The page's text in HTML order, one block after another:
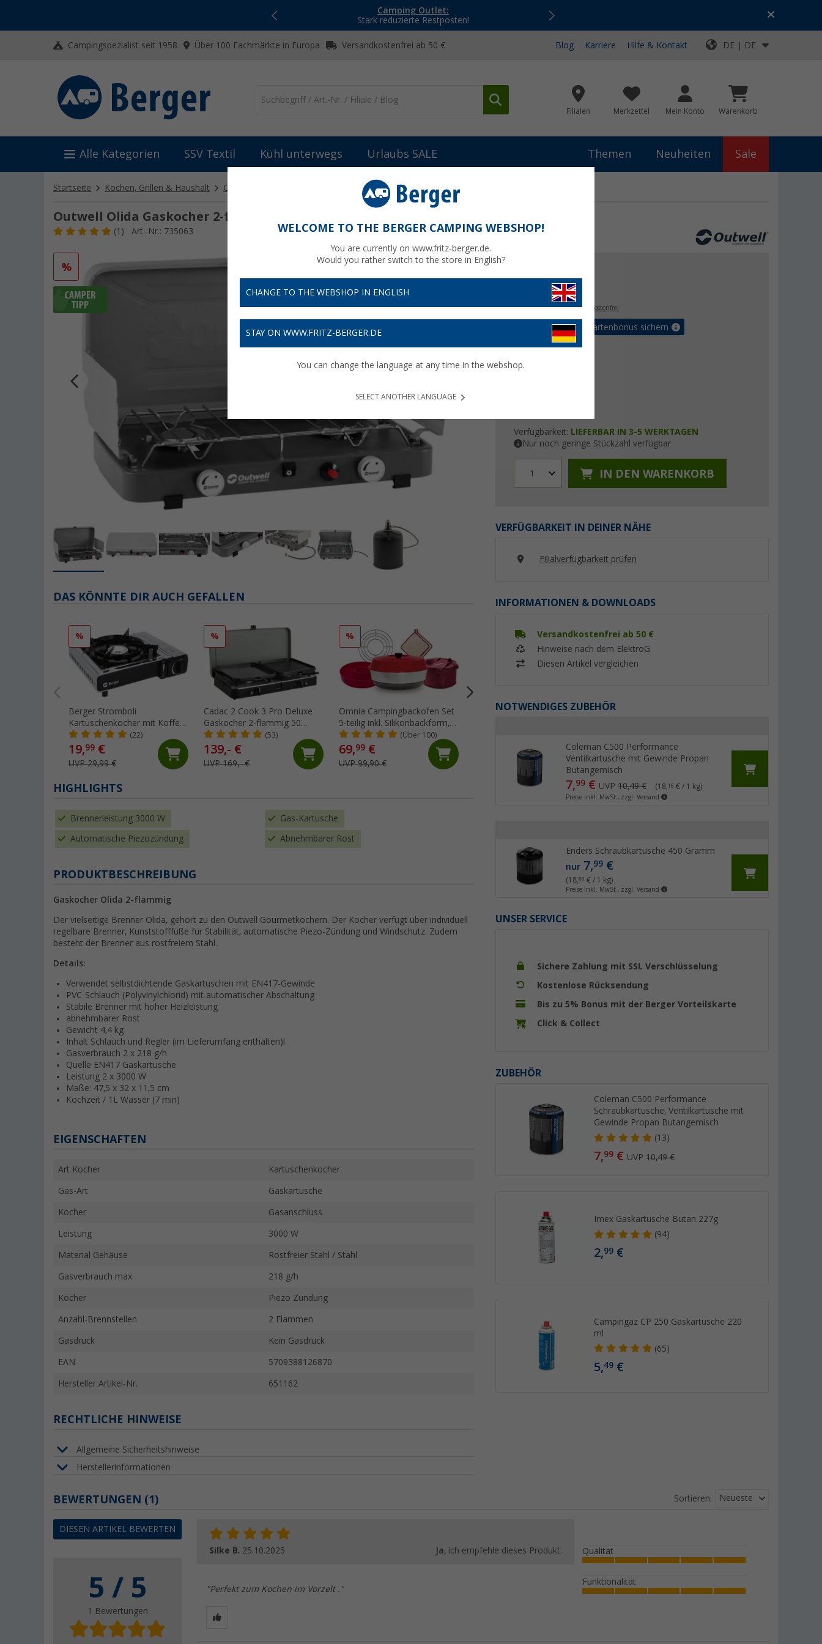
Camping Outlet:
Stark reduzierte Restposten!
Top-Deals für dein Abenteuer!
Campingspezialist seit 1958 Über 100 Fachmärkte in Europa Versandkostenfrei ab 50 € Blog Karriere Hilfe & Kontakt DE | DE
Filialen Merkzettel Mein Konto Warenkorb
Alle Kategorien SSV Textil Kühl unterwegs Urlaubs SALE Themen Neuheiten Sale
Startseite Kochen, Grillen & Haushalt Campingkocher Kartuschenkocher Outwell Olida Gaskocher 2-flammig
Outwell Olida Gaskocher 2-flammig
(1) Art.-Nr.: 735063
%
69,99€
Preise inkl. MwSt.,versandkostenfrei
Bis zu 5% Vorteilskartenbonus sichern
Verfügbarkeit: LIEFERBAR IN 3-5 WERKTAGEN
Nur noch geringe Stückzahl verfügbar
1 IN DEN WARENKORB
VERFÜGBARKEIT IN DEINER NÄHE
Filialverfügbarkeit prüfen
INFORMATIONEN & DOWNLOADS
Versandkostenfrei ab 50 €
Hinweise nach dem ElektroG
Diesen Artikel vergleichen
NOTWENDIGES ZUBEHÖR
Coleman C500 Performance
Ventilkartusche mit Gewinde Propan
Butangemisch
7,99€ UVP 10,49 € (18, 16 € / 1 kg)
Preise inkl. MwSt., zzgl. Versand
Enders Schraubkartusche 450 Gramm
nur7,99€
(18, 80 € / 1 kg)
Preise inkl. MwSt., zzgl. Versand
UNSER SERVICE
Sichere Zahlung mit SSL Verschlüsselung
Kostenlose Rücksendung
Bis zu 5% Bonus mit der Berger Vorteilskarte
Click & Collect
ZUBEHÖR
Coleman C500 Performance
Schraubkartusche, Ventilkartusche mit
Gewinde Propan Butangemisch
(13)
7,99 € UVP10,49 €
Imex Gaskartusche Butan 227g
(94)
2,99 €
Campingaz CP 250 Gaskartusche 220
ml
(65)
5,49 €
DAS KÖNNTE DIR AUCH GEFALLEN
%
Berger Stromboli
Kartuschenkocher mit Koffer
2.200 W
(22)
19,99 €
UVP 29,99 €
%
Cadac 2 Cook 3 Pro Deluxe
Gaskocher 2-flammig 50
mbar
(53)
139,- €
UVP 169,- €
%
Omnia Campingbackofen Set
5-teilig inkl. Silikonbackform,
Aufbackgitter,
Transporttasche &
Topflappen
(Über 100)
69,99 €
UVP 99,90 €
Berger CampGourmet
%
Omnia x Fritz Berger
Aufbackgitter,
Transporttasche &
Thermometer
89, 99€
UVP 132,60 €
185,- €
UVP 209,- €
HIGHLIGHTS
Brennerleistung 3000 W Gas-Kartusche
Automatische Piezozündung Abnehmbarer Rost
PRODUKTBESCHREIBUNG
Gaskocher Olida 2-flammig
Der vielseitige Brenner Olida, gehört zu den Outwell Gourmetkochern. Der Kocher verfügt über individuell
regelbare Brenner, Kunststofffüße für Stabilität, automatische Piezo-Zündung und Windschutz. Zudem
besteht der Brenner aus rostfreiem Stahl.
Details:
Verwendet selbstdichtende Gaskartuschen mit EN417-Gewinde
PVC-Schlauch (Polyvinylchlorid) mit automatischer Abschaltung
Stabile Brenner mit hoher Heizleistung
abnehmbarer Rost
Gewicht 4,4 kg
Inhalt Schlauch und Regler (im Lieferumfang enthalten)l
Gasverbrauch 2 x 218 g/h
Quelle EN417 Gaskartusche
Leistung 2 x 3000 W
Maße: 47,5 x 32 x 11,5 cm
Kochzeit / 1L Wasser (7 min)
EIGENSCHAFTEN
Art Kocher Kartuschenkocher
Gas-Art Gaskartusche
Kocher Gasanschluss
Leistung 3000 W
Material Gehäuse Rostfreier Stahl / Stahl
Gasverbrauch max. 218 g/h
Kocher Piezo Zündung
Anzahl-Brennstellen 2 Flammen
Gasdruck Kein Gasdruck
EAN 5709388126870
Hersteller Artikel-Nr. 651162
RECHTLICHE HINWEISE
Allgemeine Sicherheitshinweise
Herstellerinformationen
BEWERTUNGEN (1)
DIESEN ARTIKEL BEWERTEN
5 / 5
1 Bewertungen
Sortieren: Neueste
Silke B. 25.10.2025 Ja, ich empfehle dieses Produkt.
"Perfekt zum Kochen im Vorzelt ."
Qualität
Funktionalität
WELCOME TO THE BERGER CAMPING WEBSHOP!
You are currently on www.fritz-berger.de.
Would you rather switch to the store in English?
CHANGE TO THE WEBSHOP IN ENGLISH
STAY ON WWW.FRITZ-BERGER.DE
You can change the language at any time in the webshop.
SELECT ANOTHER LANGUAGE